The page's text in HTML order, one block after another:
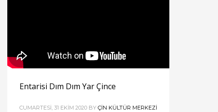
Entarisi Dım Dım Yar Çince
CUMARTESI, 31 EKIM 2020 BY ÇIN KÜLTÜR MERKEZI